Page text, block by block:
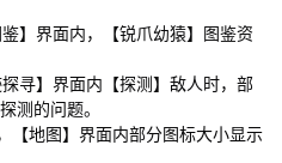
】界面内，【锐爪幼猿】图鉴资
寻】界面内【探测】敌人时，部
测的问题。
【地图】界面内部分图标大小显示